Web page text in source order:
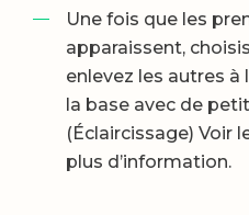
Une fois que les
apparaissent,
enlevez les autres à
la base avec de
(Éclaircissage) Voir
plus d’information.